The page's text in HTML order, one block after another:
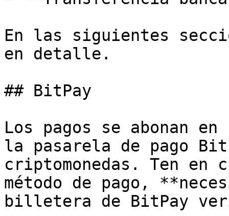
En las siguientes
en detalle.
## BitPay
Los pagos se abonan
la pasarela de pago
criptomonedas. Ten en
método de pago,
billetera de BitPay